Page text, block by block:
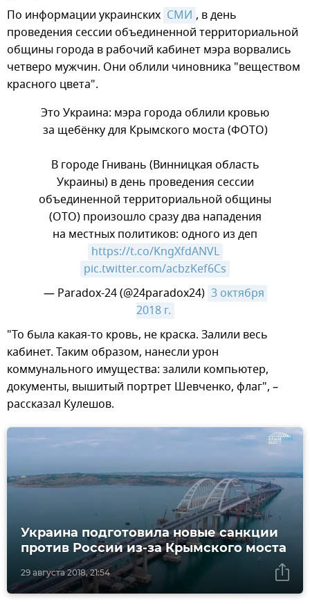
По информации украинских СМИ , в день
проведения сессии объединенной территориальной
общины города в рабочий кабинет мэра ворвались
четверо мужчин. Они облили чиновника "веществом
красного цвета".
Это Украина: мэра города облили кровью
за щебёнку для Крымского моста (ФОТО)
В городе Гнивань (Винницкая область
Украины) в день проведения сессии
объединенной территориальной общины
(ОТО) произошло сразу два нападения
на местных политиков: одного из деп
https://t.co/KngXfdANVL
pic.twitter.com/acbzKef6Cs
— Paradox-24 (@24paradox24) 3 октября
2018 г.
​"То была какая-то кровь, не краска. Залили весь
кабинет. Таким образом, нанесли урон
коммунального имущества: залили компьютер,
документы, вышитый портрет Шевченко, флаг", –
рассказал Кулешов.
29 августа 2018, 21:54
Украина подготовила новые санкции
против России из-за Крымского моста